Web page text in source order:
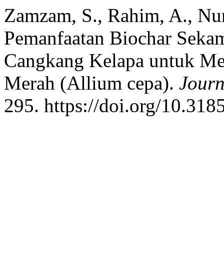
Zamzam, S., Rahim, A.,
Pemanfaatan Biochar
Cangkang Kelapa untuk
Merah (Allium cepa).
295. https://doi.org/